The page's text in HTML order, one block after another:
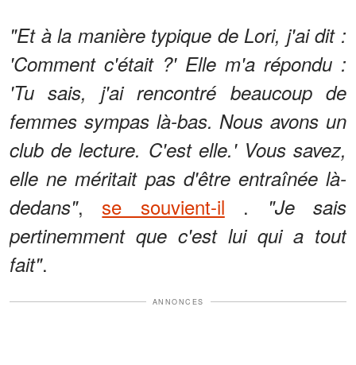
"Et à la manière typique de Lori, j'ai dit :
'Comment c'était ?' Elle m'a répondu :
'Tu sais, j'ai rencontré beaucoup de
femmes sympas là-bas. Nous avons un
club de lecture. C'est elle.' Vous savez,
elle ne méritait pas d'être entraînée là-
dedans", se souvient-il .
"Je sais
pertinemment que c'est lui qui a tout
fait".
ANNONCES